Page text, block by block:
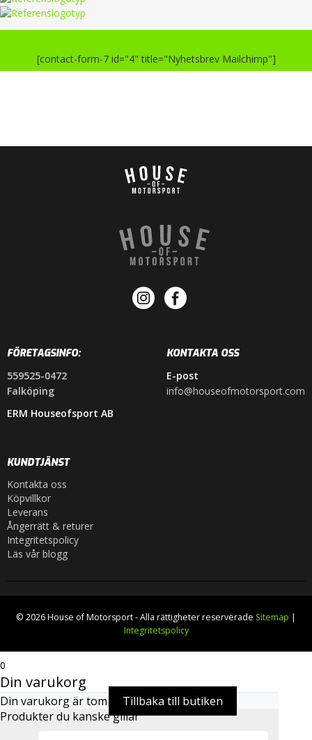
[contact-form-7 id="4" title="Nyhetsbrev Mailchimp"]
FÖRETAGSINFO:
559525-0472
Falköping
ERM Houseofsport AB
KONTAKTA OSS
E-post
info@houseofmotorsport.com
KUNDTJÄNST
Kontakta oss
Köpvillkor
Leverans
Ångerrätt & returer
Integritetspolicy
Läs vår blogg
© 2026 House of Motorsport - Alla rättigheter reserverade Sitemap |
Integritetspolicy
0
Din varukorg
Din varukorg är tom
Tillbaka till butiken
Produkter du kanske gillar